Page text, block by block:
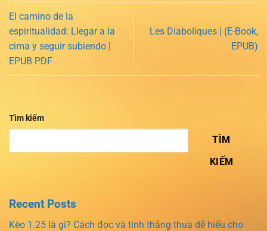
El camino de la
espiritualidad: Llegar a la
cima y seguir subiendo |
EPUB PDF
Les Diaboliques | (E-Book,
EPUB)
Tìm kiếm
TÌM
KIẾM
Recent Posts
Kèo 1.25 là gì? Cách đọc và tính thắng thua dễ hiểu cho